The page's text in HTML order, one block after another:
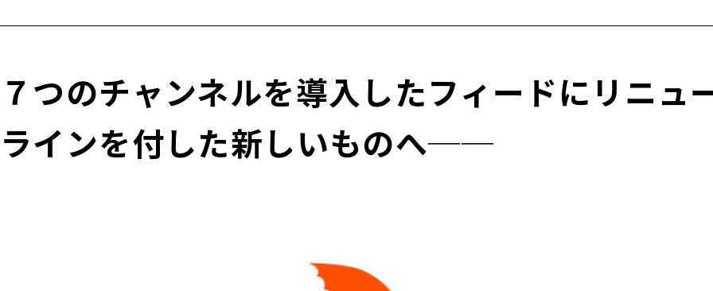
７つのチャンネルを導入したフィードにリニ
ラインを付した新しいものへ──